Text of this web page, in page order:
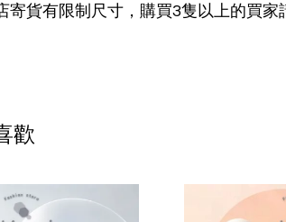
寄貨有限制尺寸，購買3隻以上的買家
歡